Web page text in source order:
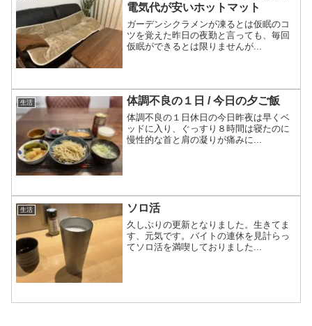
電気代が安いホットマット
ガーデンシクラメンが凍るとは仮眠のコ
ツを覚えた昨日の夜勤と言っても、毎回
仮眠ができるとは限りませんが...
生活 体調不良の１日 / 今日の夕ご飯
体調不良の１日休日の今日昨夜は早くベ
ッドに入り、ぐっすり８時間は寝たのに
慢性的な首と肩の凝りが痛みに...
生活 ソロ活
久しぶりの更新となりました。生きてま
す、元気です。バイトの連休を見計らっ
てソロ活を満喫しておりました...